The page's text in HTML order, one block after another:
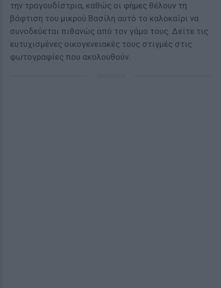
την τραγουδίστρια, καθώς οι φήμες θέλουν τη
βάφτιση του μικρού Βασίλη αυτό το καλοκαίρι να
συνοδεύεται πιθανώς από τον γάμο τους. Δείτε τις
ευτυχισμένες οικογενειακές τους στιγμές στις
φωτογραφίες που ακολουθούν.